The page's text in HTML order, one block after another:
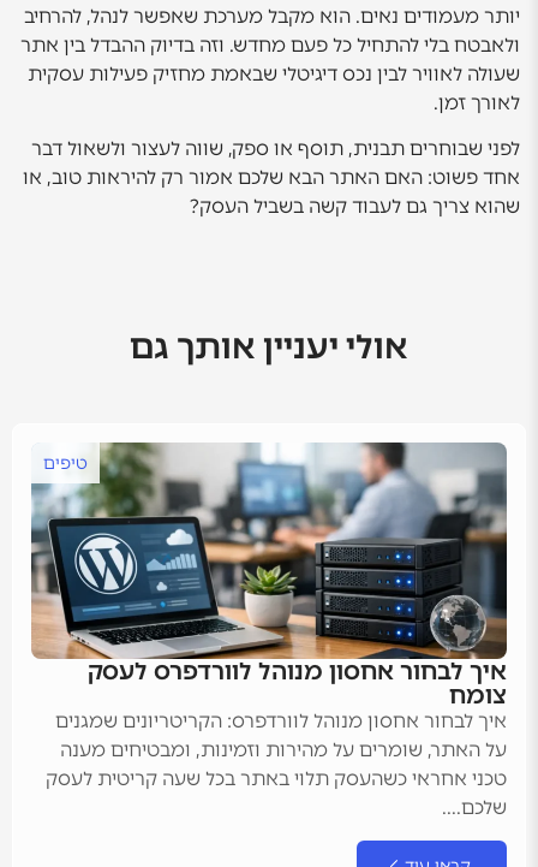
יותר מעמודים נאים. הוא מקבל מערכת שאפשר לנהל, להרחיב
ולאבטח בלי להתחיל כל פעם מחדש. וזה בדיוק ההבדל בין אתר
שעולה לאוויר לבין נכס דיגיטלי שבאמת מחזיק פעילות עסקית
לאורך זמן.
לפני שבוחרים תבנית, תוסף או ספק, שווה לעצור ולשאול דבר
אחד פשוט: האם האתר הבא שלכם אמור רק להיראות טוב, או
שהוא צריך גם לעבוד קשה בשביל העסק?
אולי יעניין אותך גם
טיפים
איך לבחור אחסון מנוהל לוורדפרס לעסק
צומח
איך לבחור אחסון מנוהל לוורדפרס: הקריטריונים שמגנים
על האתר, שומרים על מהירות וזמינות, ומבטיחים מענה
טכני אחראי כשהעסק תלוי באתר בכל שעה קריטית לעסק
שלכם....